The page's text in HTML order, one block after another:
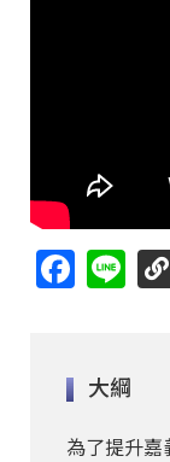
Facebook
Line
大綱
為了提升嘉